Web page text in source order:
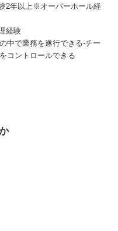
2年以上※オーバーホール経
経験
中で業務を遂行できる-チー
コントロールできる